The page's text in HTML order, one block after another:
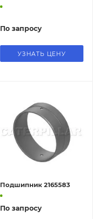
По запросу
УЗНАТЬ ЦЕНУ
Подшипник 2165583
По запросу